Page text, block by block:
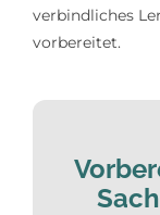
verbindliches
vorbereitet.